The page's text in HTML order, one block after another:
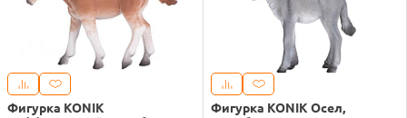
Фигурка KONIK
Фигурка KONIK Осел,